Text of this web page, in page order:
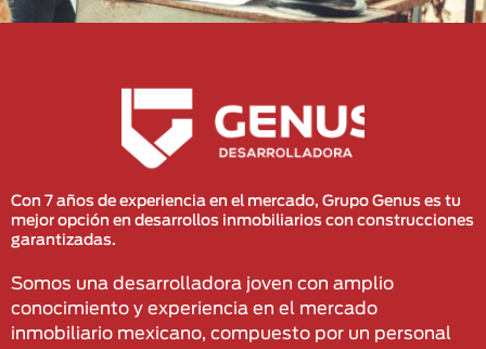
Con 7 años de experiencia en el mercado, Grupo Genus es tu
mejor opción en desarrollos inmobiliarios con construcciones
garantizadas.
Somos una desarrolladora joven con amplio
conocimiento y experiencia en el mercado
inmobiliario mexicano, compuesto por un personal